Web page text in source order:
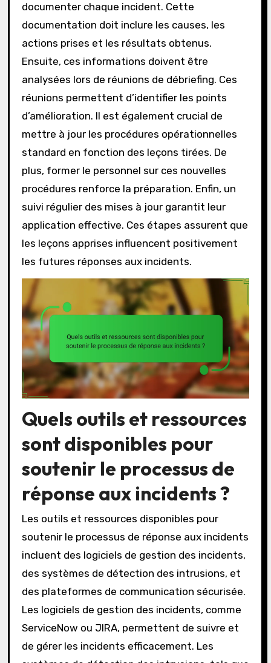
documenter chaque incident. Cette
documentation doit inclure les causes, les
actions prises et les résultats obtenus.
Ensuite, ces informations doivent être
analysées lors de réunions de débriefing. Ces
réunions permettent d’identifier les points
d’amélioration. Il est également crucial de
mettre à jour les procédures opérationnelles
standard en fonction des leçons tirées. De
plus, former le personnel sur ces nouvelles
procédures renforce la préparation. Enfin, un
suivi régulier des mises à jour garantit leur
application effective. Ces étapes assurent que
les leçons apprises influencent positivement
les futures réponses aux incidents.
Quels outils et ressources
sont disponibles pour
soutenir le processus de
réponse aux incidents ?
Les outils et ressources disponibles pour
soutenir le processus de réponse aux incidents
incluent des logiciels de gestion des incidents,
des systèmes de détection des intrusions, et
des plateformes de communication sécurisée.
Les logiciels de gestion des incidents, comme
ServiceNow ou JIRA, permettent de suivre et
de gérer les incidents efficacement. Les